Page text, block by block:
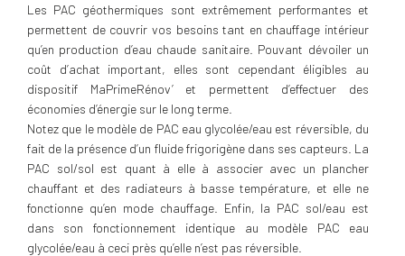
Les PAC géothermiques sont extrêmement performantes et
permettent de couvrir vos besoins tant en chauffage intérieur
qu’en production d’eau chaude sanitaire. Pouvant dévoiler un
coût d’achat important, elles sont cependant éligibles au
dispositif MaPrimeRénov’ et permettent d’effectuer des
économies d’énergie sur le long terme.
Notez que le modèle de PAC eau glycolée/eau est réversible, du
fait de la présence d’un fluide frigorigène dans ses capteurs. La
PAC sol/sol est quant à elle à associer avec un plancher
chauffant et des radiateurs à basse température, et elle ne
fonctionne qu’en mode chauffage. Enfin, la PAC sol/eau est
dans son fonctionnement identique au modèle PAC eau
glycolée/eau à ceci près qu’elle n’est pas réversible.